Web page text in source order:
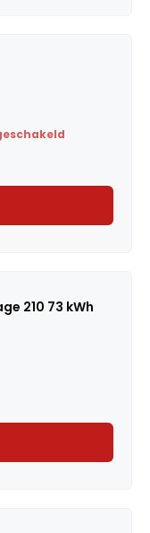
210 73 kWh